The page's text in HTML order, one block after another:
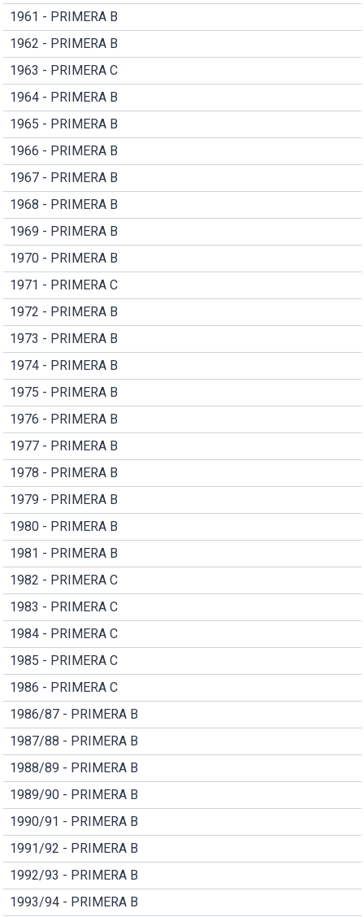
1961 - PRIMERA B
1962 - PRIMERA B
1963 - PRIMERA C
1964 - PRIMERA B
1965 - PRIMERA B
1966 - PRIMERA B
1967 - PRIMERA B
1968 - PRIMERA B
1969 - PRIMERA B
1970 - PRIMERA B
1971 - PRIMERA C
1972 - PRIMERA B
1973 - PRIMERA B
1974 - PRIMERA B
1975 - PRIMERA B
1976 - PRIMERA B
1977 - PRIMERA B
1978 - PRIMERA B
1979 - PRIMERA B
1980 - PRIMERA B
1981 - PRIMERA B
1982 - PRIMERA C
1983 - PRIMERA C
1984 - PRIMERA C
1985 - PRIMERA C
1986 - PRIMERA C
1986/87 - PRIMERA B
1987/88 - PRIMERA B
1988/89 - PRIMERA B
1989/90 - PRIMERA B
1990/91 - PRIMERA B
1991/92 - PRIMERA B
1992/93 - PRIMERA B
1993/94 - PRIMERA B